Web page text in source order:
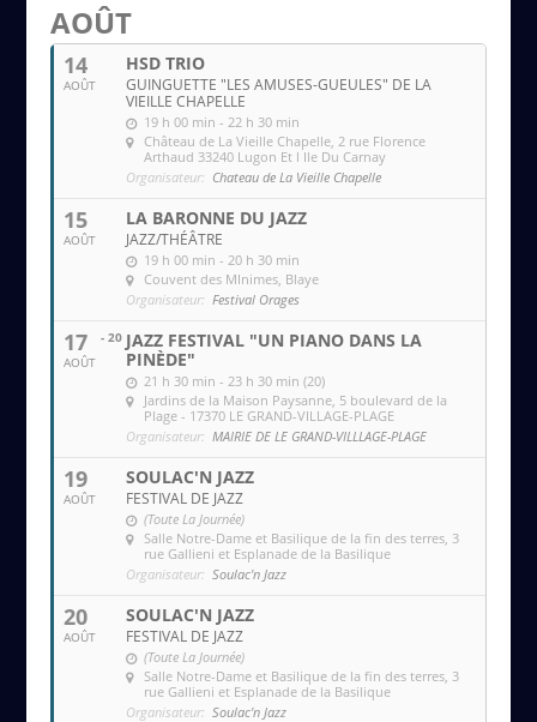
iAOÛT
14
AOÛT
HSD TRIO
GUINGUETTE "LES AMUSES-GUEULES" DE LA
VIEILLE CHAPELLE
19 h 00 min - 22 h 30 min
Château de La Vieille Chapelle , 2 rue Florence
Arthaud 33240 Lugon Et l Ile Du Carnay
Organisateur: Chateau de La Vieille Chapelle
15
AOÛT
LA BARONNE DU JAZZ
JAZZ/THÉÂTRE
19 h 00 min - 20 h 30 min
Couvent des MInimes , Blaye
Organisateur: Festival Orages
17
AOÛT
- 20 JAZZ FESTIVAL "UN PIANO DANS LA
PINÈDE"
21 h 30 min - 23 h 30 min (20)
Jardins de la Maison Paysanne , 5 boulevard de la
Plage - 17370 LE GRAND-VILLAGE-PLAGE
Organisateur: MAIRIE DE LE GRAND-VILLLAGE-PLAGE
19
AOÛT
SOULAC'N JAZZ
FESTIVAL DE JAZZ
(Toute La Journée)
Salle Notre-Dame et Basilique de la fin des terres , 3
rue Gallieni et Esplanade de la Basilique
Organisateur: Soulac'n Jazz
20
AOÛT
SOULAC'N JAZZ
FESTIVAL DE JAZZ
(Toute La Journée)
Salle Notre-Dame et Basilique de la fin des terres , 3
rue Gallieni et Esplanade de la Basilique
Organisateur: Soulac'n Jazz